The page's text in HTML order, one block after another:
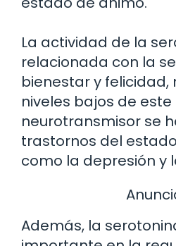
La actividad de la
relacionada con la
bienestar y felicidad,
niveles bajos de este
neurotransmisor se
trastornos del
como la depresión y
Además, la